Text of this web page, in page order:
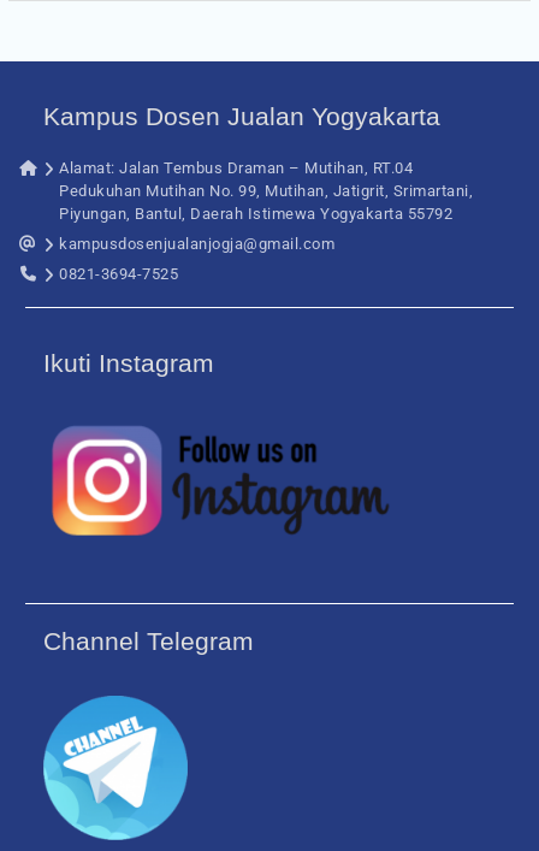
Kampus Dosen Jualan Yogyakarta
Alamat: Jalan Tembus Draman – Mutihan, RT.04
Pedukuhan Mutihan No. 99, Mutihan, Jatigrit, Srimartani,
Piyungan, Bantul, Daerah Istimewa Yogyakarta 55792
kampusdosenjualanjogja@gmail.com
0821-3694-7525
Ikuti Instagram
Channel Telegram